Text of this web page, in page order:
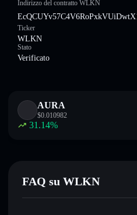
Indirizzo del contratto WLKN
Ticker
WLKN
Stato
Verificato
AURA
$0.010982
31.14%
FAQ su WLKN